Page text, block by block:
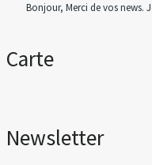
Bonjour, Merci de vos news.
Carte
Newsletter